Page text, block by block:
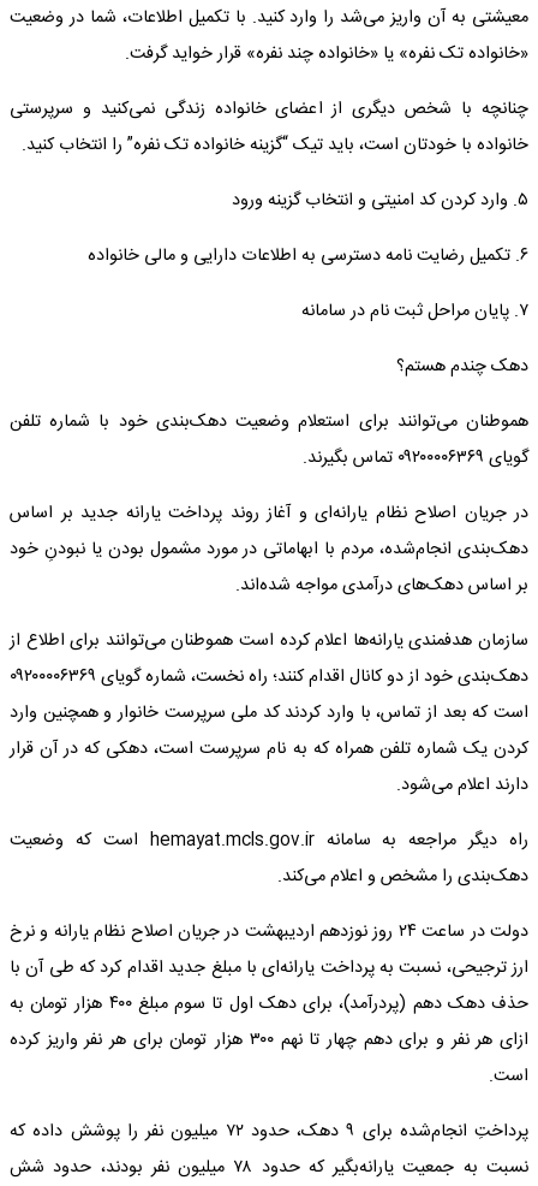
معیشتی به آن واریز می‌شد را وارد کنید. با تکمیل اطلاعات، شما در وضعیت
«خانواده تک نفره» یا «خانواده چند نفره» قرار خواید گرفت.
چنانچه با شخص دیگری از اعضای خانواده زندگی نمی‌کنید و سرپرستی
خانواده با خودتان است، باید تیک “گزینه خانواده تک نفره” را انتخاب کنید.
۵. وارد کردن کد امنیتی و انتخاب گزینه ورود
۶. تکمیل رضایت نامه دسترسی به اطلاعات دارایی و مالی خانواده‌
۷. پایان مراحل ثبت نام در سامانه
دهک چندم هستم؟
هموطنان می‌توانند برای استعلام وضعیت دهک‌بندی خود با شماره تلفن
گویای ۰۹۲۰۰۰۰۶۳۶۹ تماس بگیرند.
در جریان اصلاح نظام یارانه‌ای و آغاز روند پرداخت یارانه جدید بر اساس
دهک‌بندی انجام‌شده، مردم با ابهاماتی در مورد مشمول بودن یا نبودنِ خود
بر اساس دهک‌های درآمدی مواجه شده‌اند.
سازمان هدفمندی یارانه‌ها اعلام کرده است هموطنان می‌توانند برای اطلاع از
دهک‌بندی خود از دو کانال اقدام کنند؛ راه نخست، شماره گویای ۰۹۲۰۰۰۰۶۳۶۹
است که بعد از تماس، با وارد کردند کد ملی سرپرست خانوار و همچنین وارد
کردن یک شماره تلفن همراه که به نام سرپرست است، دهکی که در آن قرار
دارند اعلام می‌شود.
راه دیگر مراجعه به سامانه hemayat.mcls.gov.ir است که وضعیت
دهک‌بندی را مشخص و اعلام می‌کند.
دولت در ساعت ۲۴ روز نوزدهم اردیبهشت در جریان اصلاح نظام یارانه و نرخ
ارز ترجیحی، نسبت به پرداخت یارانه‌ای با مبلغ جدید اقدام کرد که طی آن با
حذف دهک دهم (پردرآمد)، برای دهک اول تا سوم مبلغ ۴۰۰ هزار تومان به
ازای هر نفر و برای دهم چهار تا نهم ۳۰۰ هزار تومان برای هر نفر واریز کرده
است.
پرداختِ انجام‌شده برای ۹ دهک، حدود ۷۲ میلیون نفر را پوشش داده که
نسبت به جمعیت یارانه‌بگیر که حدود ۷۸ میلیون نفر بودند، حدود شش